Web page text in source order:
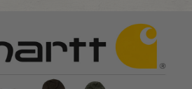
マイページ